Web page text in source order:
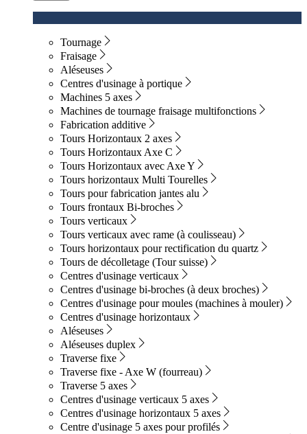
Tournage
Fraisage
Aléseuses
Centres d'usinage à portique
Machines 5 axes
Machines de tournage fraisage multifonctions
Fabrication additive
Tours Horizontaux 2 axes
Tours Horizontaux Axe C
Tours Horizontaux avec Axe Y
Tours horizontaux Multi Tourelles
Tours pour fabrication jantes alu
Tours frontaux Bi-broches
Tours verticaux
Tours verticaux avec rame (à coulisseau)
Tours horizontaux pour rectification du quartz
Tours de décolletage (Tour suisse)
Centres d'usinage verticaux
Centres d'usinage bi-broches (à deux broches)
Centres d'usinage pour moules (machines à mouler)
Centres d'usinage horizontaux
Aléseuses
Aléseuses duplex
Traverse fixe
Traverse fixe - Axe W (fourreau)
Traverse 5 axes
Centres d'usinage verticaux 5 axes
Centres d'usinage horizontaux 5 axes
Centre d'usinage 5 axes pour profilés